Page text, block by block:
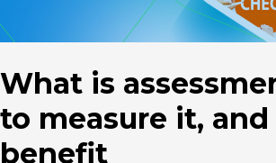
What is
to measure it,
benefit